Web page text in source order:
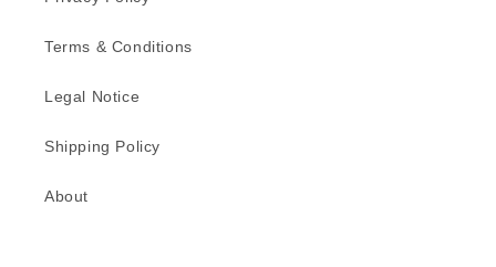
Terms & Conditions
Legal Notice
Shipping Policy
About